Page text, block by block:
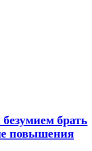
брать
повышения